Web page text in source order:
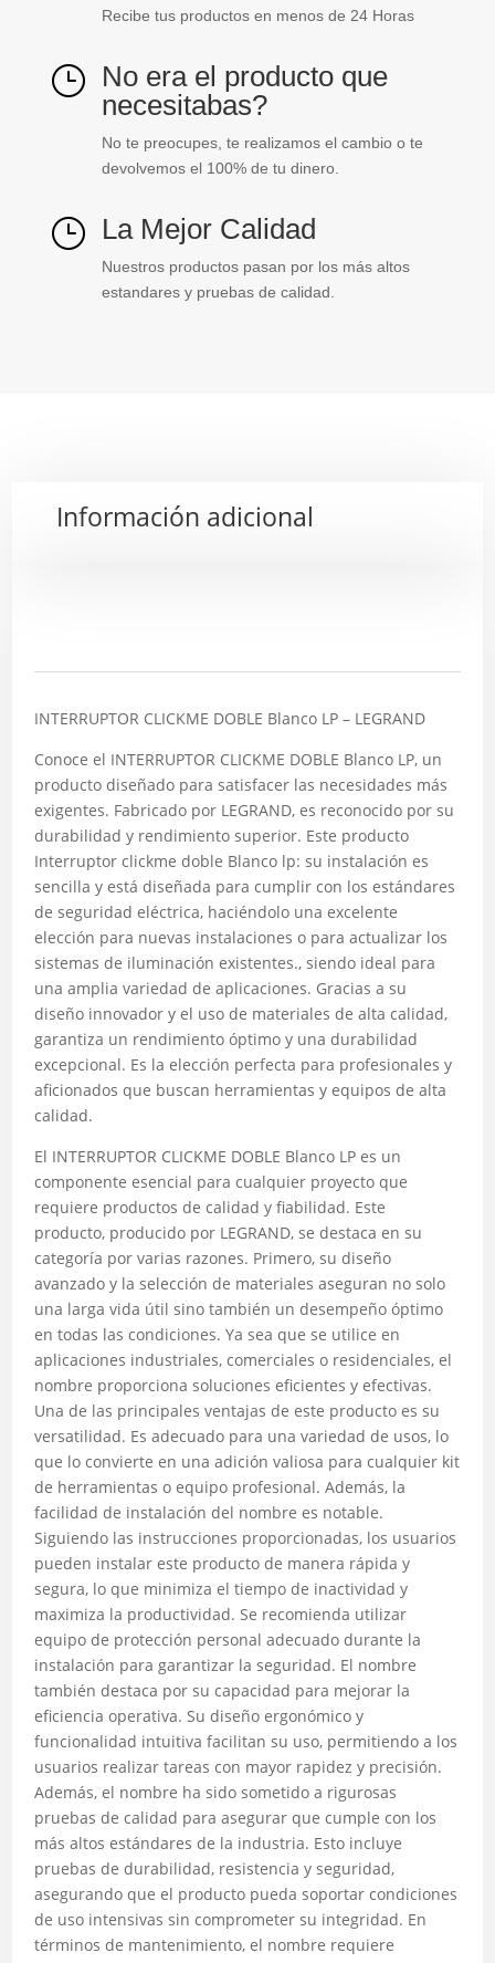
Recibe tus productos en menos de 24 Horas
} No era el producto que
necesitabas?
No te preocupes, te realizamos el cambio o te
devolvemos el 100% de tu dinero.
} La Mejor Calidad
Nuestros productos pasan por los más altos
estandares y pruebas de calidad.
Información adicional
INTERRUPTOR CLICKME DOBLE Blanco LP – LEGRAND
Conoce el INTERRUPTOR CLICKME DOBLE Blanco LP, un
producto diseñado para satisfacer las necesidades más
exigentes. Fabricado por LEGRAND, es reconocido por su
durabilidad y rendimiento superior. Este producto
Interruptor clickme doble Blanco lp: su instalación es
sencilla y está diseñada para cumplir con los estándares
de seguridad eléctrica, haciéndolo una excelente
elección para nuevas instalaciones o para actualizar los
sistemas de iluminación existentes., siendo ideal para
una amplia variedad de aplicaciones. Gracias a su
diseño innovador y el uso de materiales de alta calidad,
garantiza un rendimiento óptimo y una durabilidad
excepcional. Es la elección perfecta para profesionales y
aficionados que buscan herramientas y equipos de alta
calidad.
El INTERRUPTOR CLICKME DOBLE Blanco LP es un
componente esencial para cualquier proyecto que
requiere productos de calidad y fiabilidad. Este
producto, producido por LEGRAND, se destaca en su
categoría por varias razones. Primero, su diseño
avanzado y la selección de materiales aseguran no solo
una larga vida útil sino también un desempeño óptimo
en todas las condiciones. Ya sea que se utilice en
aplicaciones industriales, comerciales o residenciales, el
nombre proporciona soluciones eficientes y efectivas.
Una de las principales ventajas de este producto es su
versatilidad. Es adecuado para una variedad de usos, lo
que lo convierte en una adición valiosa para cualquier kit
de herramientas o equipo profesional. Además, la
facilidad de instalación del nombre es notable.
Siguiendo las instrucciones proporcionadas, los usuarios
pueden instalar este producto de manera rápida y
segura, lo que minimiza el tiempo de inactividad y
maximiza la productividad. Se recomienda utilizar
equipo de protección personal adecuado durante la
instalación para garantizar la seguridad. El nombre
también destaca por su capacidad para mejorar la
eficiencia operativa. Su diseño ergonómico y
funcionalidad intuitiva facilitan su uso, permitiendo a los
usuarios realizar tareas con mayor rapidez y precisión.
Además, el nombre ha sido sometido a rigurosas
pruebas de calidad para asegurar que cumple con los
más altos estándares de la industria. Esto incluye
pruebas de durabilidad, resistencia y seguridad,
asegurando que el producto pueda soportar condiciones
de uso intensivas sin comprometer su integridad. En
términos de mantenimiento, el nombre requiere